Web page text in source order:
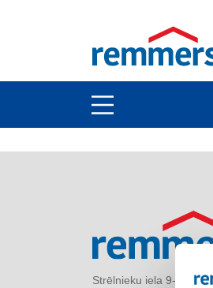
open
main
navigation
open
Strēlnieku iela 9-8